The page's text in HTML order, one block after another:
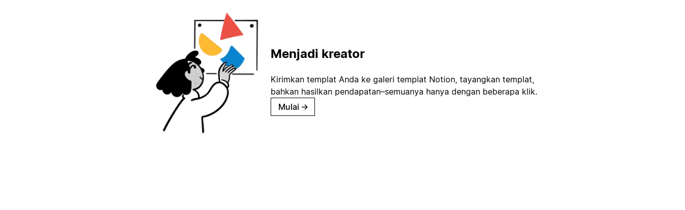
Menjadi kreator
Kirimkan templat Anda ke galeri templat Notion, tayangkan templat,
bahkan hasilkan pendapatan–semuanya hanya dengan beberapa klik.
Mulai →